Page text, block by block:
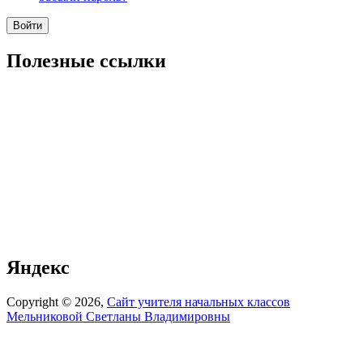
Полезные ссылки
Яндекс
Copyright © 2026, Сайт учителя начальных классов
Мельниковой Светланы Владимировны